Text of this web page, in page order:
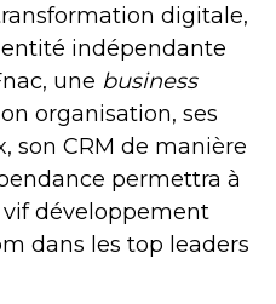
digitale,
indépendante
une business
organisation, ses
son CRM de manière
permettra à
vif développement
dans les top leaders